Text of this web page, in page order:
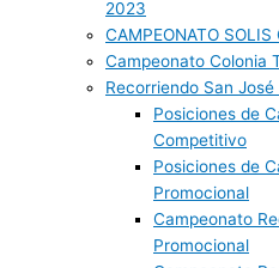
2023
CAMPEONATO SOLIS
Campeonato Colonia
Recorriendo San José
Posiciones de
Competitivo
Posiciones de
Promocional
Campeonato
Promocional